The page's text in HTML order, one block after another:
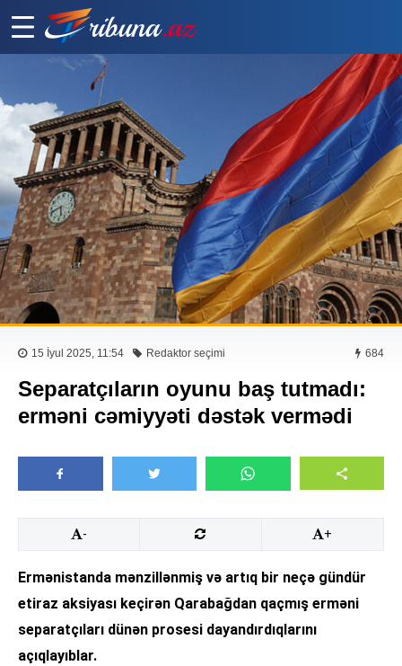
15 İyul 2025, 11:54 Redaktor seçimi 684
Separatçıların oyunu baş tutmadı:
erməni cəmiyyəti dəstək vermədi
- +
Ermənistanda mənzillənmiş və artıq bir neçə gündür
etiraz aksiyası keçirən Qarabağdan qaçmış erməni
separatçıları dünən prosesi dayandırdıqlarını
açıqlayıblar.